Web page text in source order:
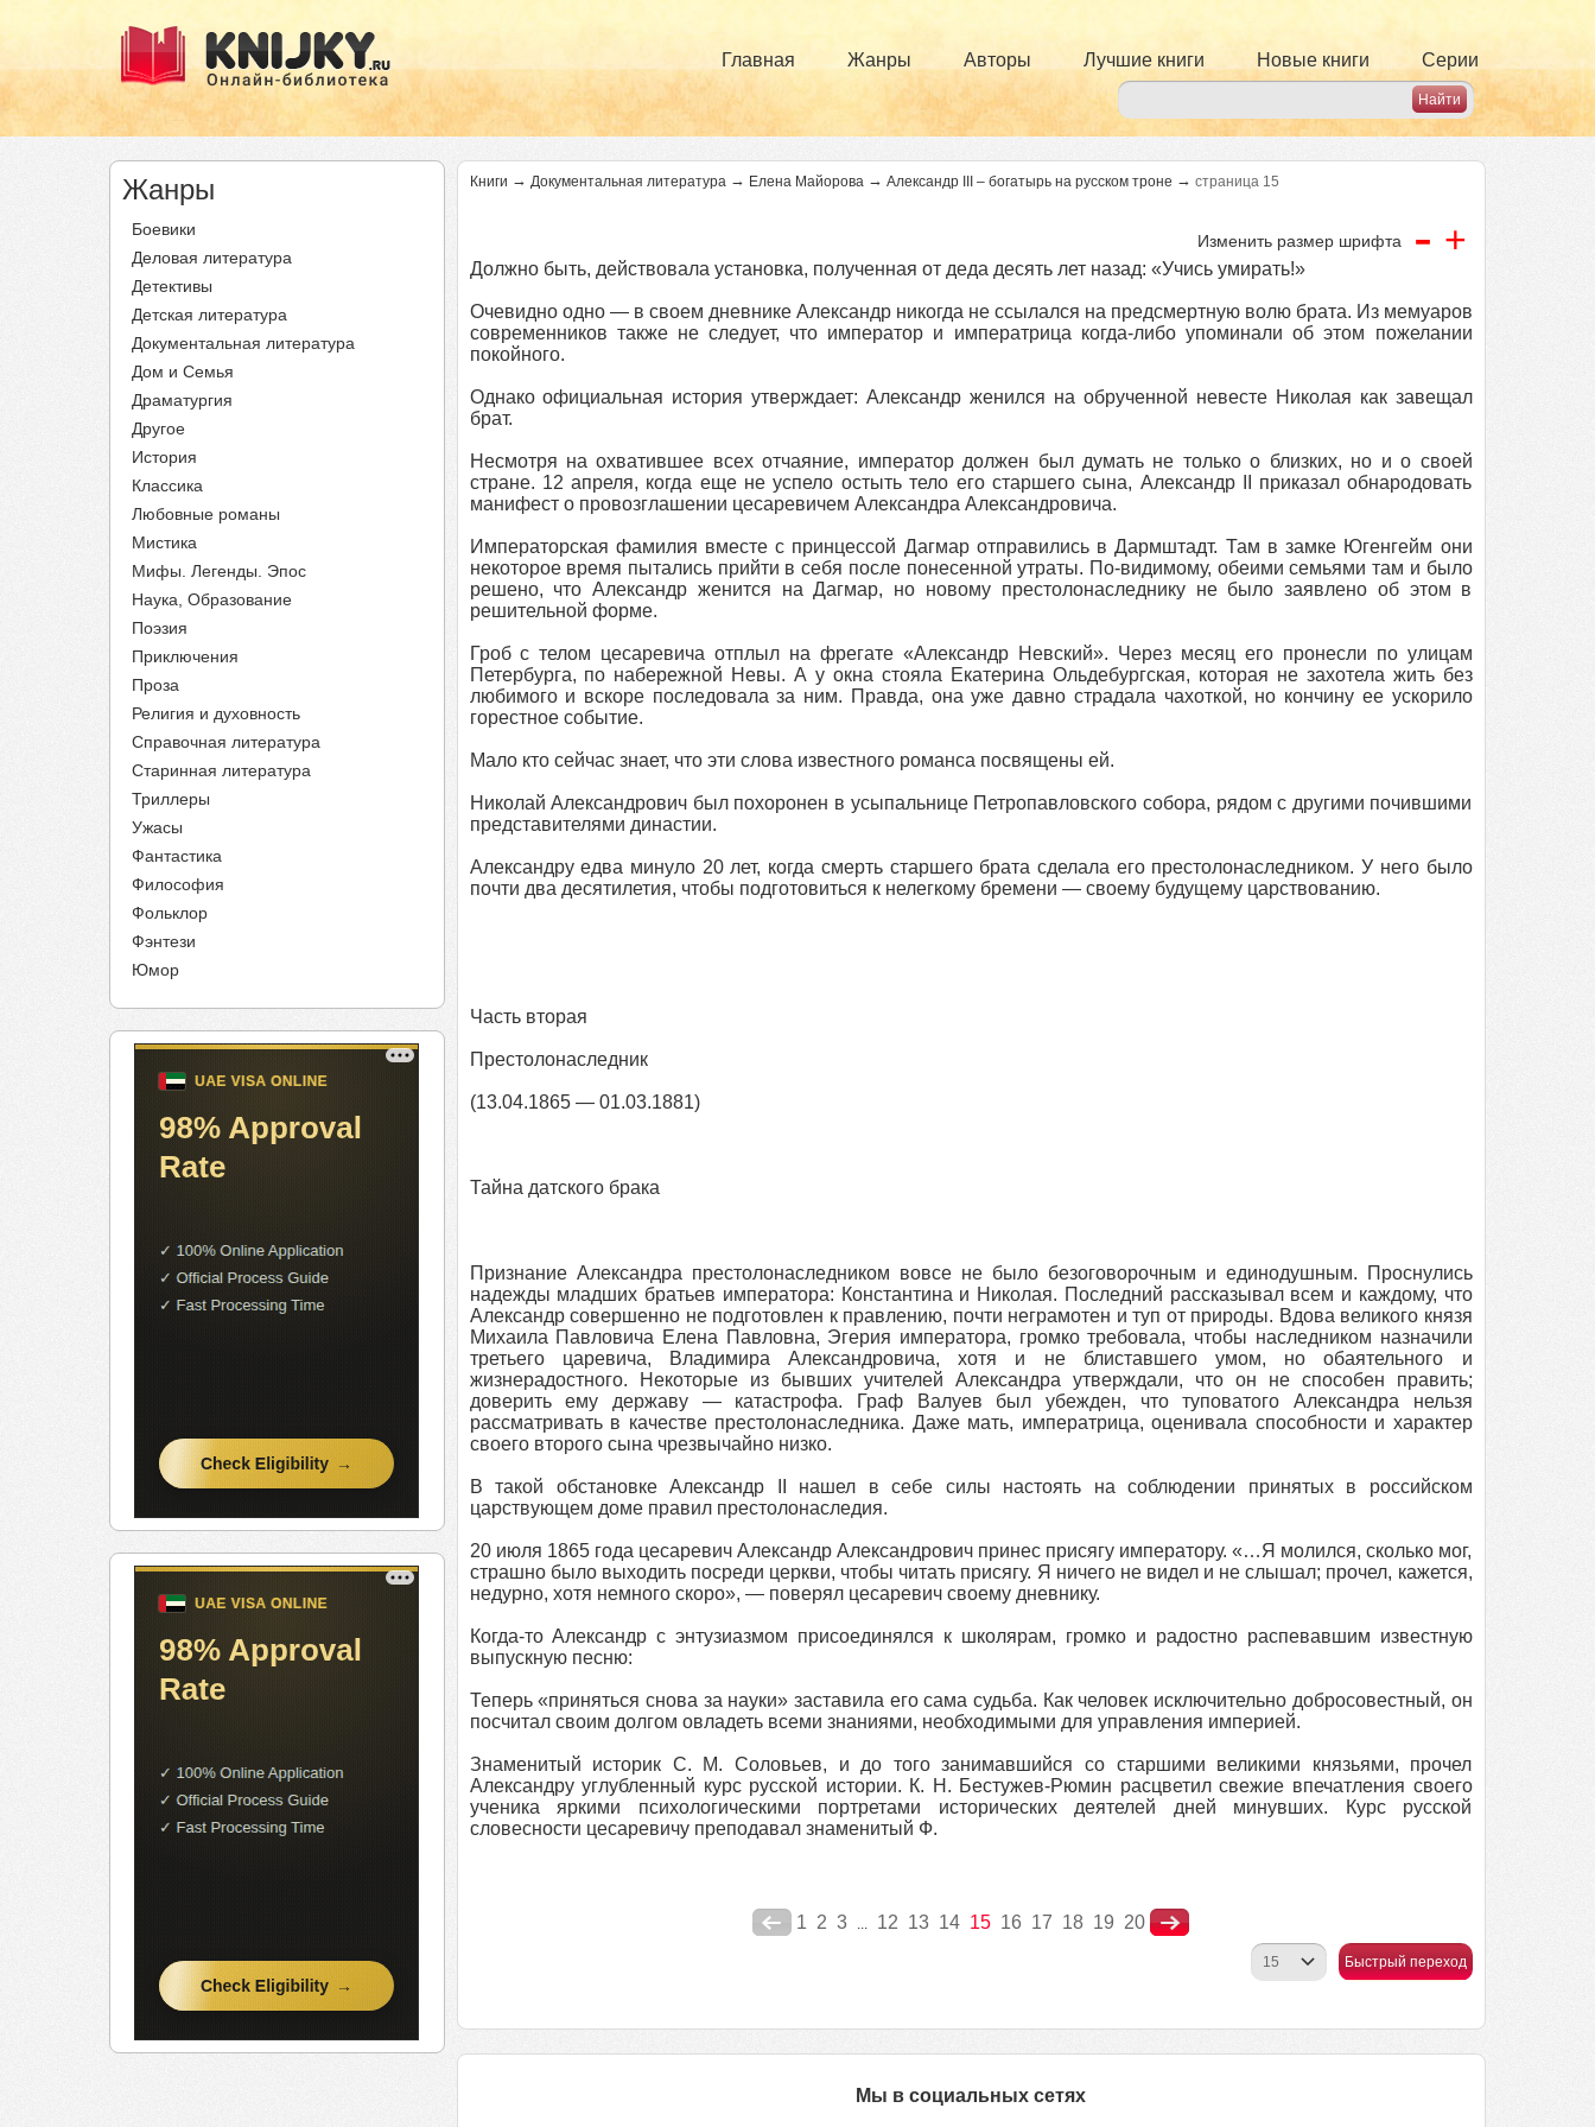
Главная Жанры Авторы Лучшие книги Новые книги Серии
Жанры
Боевики
Деловая литература
Детективы
Детская литература
Документальная литература
Дом и Семья
Драматургия
Другое
История
Классика
Любовные романы
Мистика
Мифы. Легенды. Эпос
Наука, Образование
Поэзия
Приключения
Проза
Религия и духовность
Справочная литература
Старинная литература
Триллеры
Ужасы
Фантастика
Философия
Фольклор
Фэнтези
Юмор
Книги → Документальная литература → Елена Майорова → Александр III – богатырь на русском троне → страница 15
Изменить размер шрифта - +
Должно быть, действовала установка, полученная от деда десять лет назад: «Учись умирать!»
Очевидно одно — в своем дневнике Александр никогда не ссылался на предсмертную волю брата. Из мемуаров
современников также не следует, что император и императрица когда-либо упоминали об этом пожелании
покойного.
Однако официальная история утверждает: Александр женился на обрученной невесте Николая как завещал
брат.
Несмотря на охватившее всех отчаяние, император должен был думать не только о близких, но и о своей
стране. 12 апреля, когда еще не успело остыть тело его старшего сына, Александр II приказал обнародовать
манифест о провозглашении цесаревичем Александра Александровича.
Императорская фамилия вместе с принцессой Дагмар отправились в Дармштадт. Там в замке Югенгейм они
некоторое время пытались прийти в себя после понесенной утраты. По-видимому, обеими семьями там и было
решено, что Александр женится на Дагмар, но новому престолонаследнику не было заявлено об этом в
решительной форме.
Гроб с телом цесаревича отплыл на фрегате «Александр Невский». Через месяц его пронесли по улицам
Петербурга, по набережной Невы. А у окна стояла Екатерина Ольдебургская, которая не захотела жить без
любимого и вскоре последовала за ним. Правда, она уже давно страдала чахоткой, но кончину ее ускорило
горестное событие.
Мало кто сейчас знает, что эти слова известного романса посвящены ей.
Николай Александрович был похоронен в усыпальнице Петропавловского собора, рядом с другими почившими
представителями династии.
Александру едва минуло 20 лет, когда смерть старшего брата сделала его престолонаследником. У него было
почти два десятилетия, чтобы подготовиться к нелегкому бремени — своему будущему царствованию.
Часть вторая
Престолонаследник
(13.04.1865 — 01.03.1881)
Тайна датского брака
Признание Александра престолонаследником вовсе не было безоговорочным и единодушным. Проснулись
надежды младших братьев императора: Константина и Николая. Последний рассказывал всем и каждому, что
Александр совершенно не подготовлен к правлению, почти неграмотен и туп от природы. Вдова великого князя
Михаила Павловича Елена Павловна, Эгерия императора, громко требовала, чтобы наследником назначили
третьего царевича, Владимира Александровича, хотя и не блиставшего умом, но обаятельного и
жизнерадостного. Некоторые из бывших учителей Александра утверждали, что он не способен править;
доверить ему державу — катастрофа. Граф Валуев был убежден, что туповатого Александра нельзя
рассматривать в качестве престолонаследника. Даже мать, императрица, оценивала способности и характер
своего второго сына чрезвычайно низко.
В такой обстановке Александр II нашел в себе силы настоять на соблюдении принятых в российском
царствующем доме правил престолонаследия.
20 июля 1865 года цесаревич Александр Александрович принес присягу императору. «…Я молился, сколько мог,
страшно было выходить посреди церкви, чтобы читать присягу. Я ничего не видел и не слышал; прочел, кажется,
недурно, хотя немного скоро», — поверял цесаревич своему дневнику.
Когда-то Александр с энтузиазмом присоединялся к школярам, громко и радостно распевавшим известную
выпускную песню:
Теперь «приняться снова за науки» заставила его сама судьба. Как человек исключительно добросовестный, он
посчитал своим долгом овладеть всеми знаниями, необходимыми для управления империей.
Знаменитый историк С. М. Соловьев, и до того занимавшийся со старшими великими князьями, прочел
Александру углубленный курс русской истории. К. Н. Бестужев-Рюмин расцветил свежие впечатления своего
ученика яркими психологическими портретами исторических деятелей дней минувших. Курс русской
словесности цесаревичу преподавал знаменитый Ф.
1 2 3 ... 12 13 14 15 16 17 18 19 20
Быстрый переход
Мы в социальных сетях